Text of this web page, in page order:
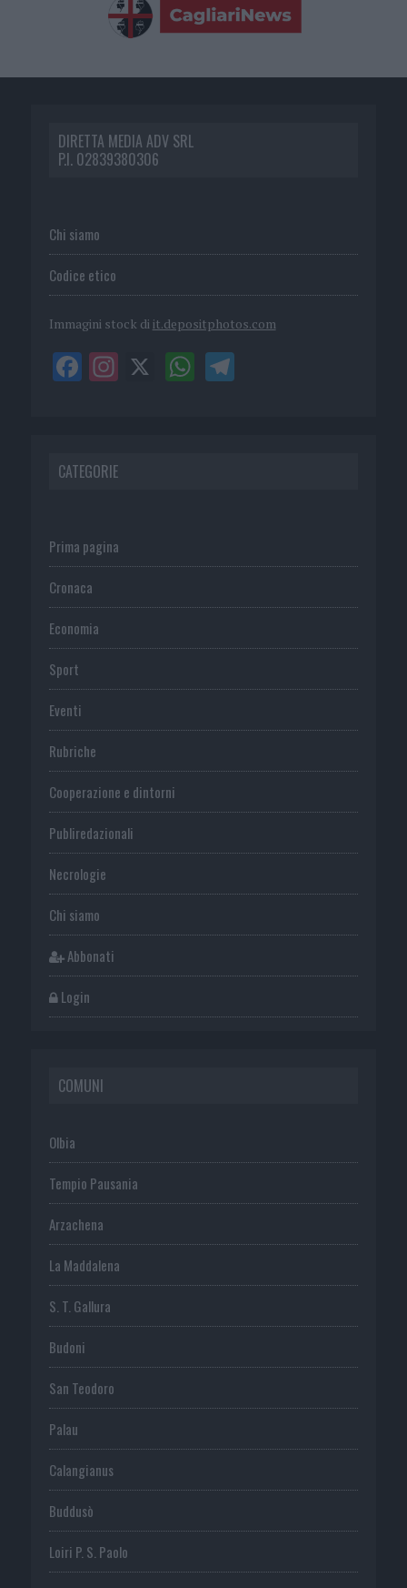
DIRETTA MEDIA ADV SRL
P.I. 02839380306
Chi siamo
Codice etico
Immagini stock di it.depositphotos.com
CATEGORIE
Prima pagina
Cronaca
Economia
Sport
Eventi
Rubriche
Cooperazione e dintorni
Publiredazionali
Necrologie
Chi siamo
Abbonati
Login
COMUNI
Olbia
Tempio Pausania
Arzachena
La Maddalena
S. T. Gallura
Budoni
San Teodoro
Palau
Calangianus
Buddusò
Loiri P. S. Paolo